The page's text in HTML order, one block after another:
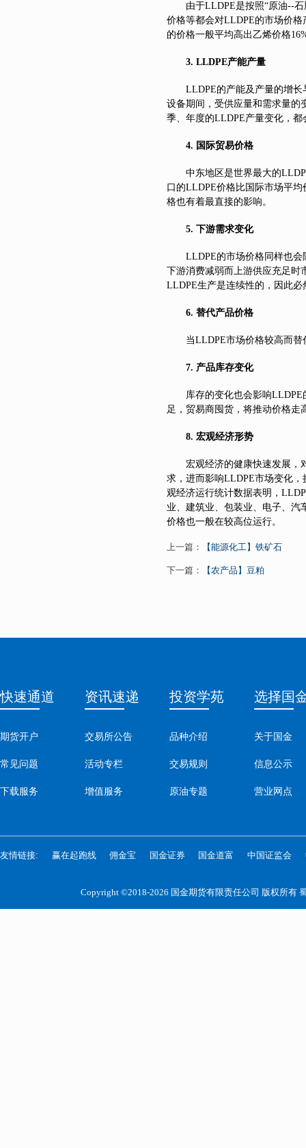
由于LLDPE是按照“原油--
价格等都会对LLDPE的市场价
的价格一般平均高出乙烯价格
3. LLDPE产能产量
LLDPE的产能及产量的增
设备期间，受供应量和需求量的
季、年度的LLDPE产量变化，
4. 国际贸易价格
中东地区是世界最大的
口的LLDPE价格比国际市场平
格也有着最直接的影响。
5. 下游需求变化
LLDPE的市场价格同样也
下游消费减弱而上游供应充足时
LLDPE生产是连续性的，因此
6. 替代产品价格
当LLDPE市场价格较高而
7. 产品库存变化
库存的变化也会影响
足，贸易商囤货，将推动价格走
8. 宏观经济形势
宏观经济的健康快速发展，
求，进而影响LLDPE市场变化
观经济运行统计数据表明，
业、建筑业、包装业、电子、汽
价格也一般在较高位运行。
上一篇： 【能源化工】铁矿石
下一篇： 【农产品】豆粕
快速通道
期货开户
常见问题
下载服务
资讯速递
交易所公告
活动专栏
增值服务
投资学苑
品种介绍
交易规则
原油专题
选择国
关于国金
信息公示
营业网点
友情链接: 赢在起跑线 佣金宝 国金证券 国金道富 中国证监会
Copyright ©2018-2026 国金期货有限责任公司 版权所有